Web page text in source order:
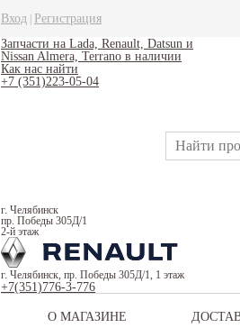
Вход Регистрация
Запчасти на Lada, Renault, Datsun и
Nissan Almera, Terrano в наличии
Как нас найти
+7 (351)223-05-04
г. Челябинск
пр. Победы 305Д/1
2-й этаж
г. Челябинск, пр. Победы 305Д/1, 1 этаж
+7(351)776-3-776
О МАГАЗИНЕ